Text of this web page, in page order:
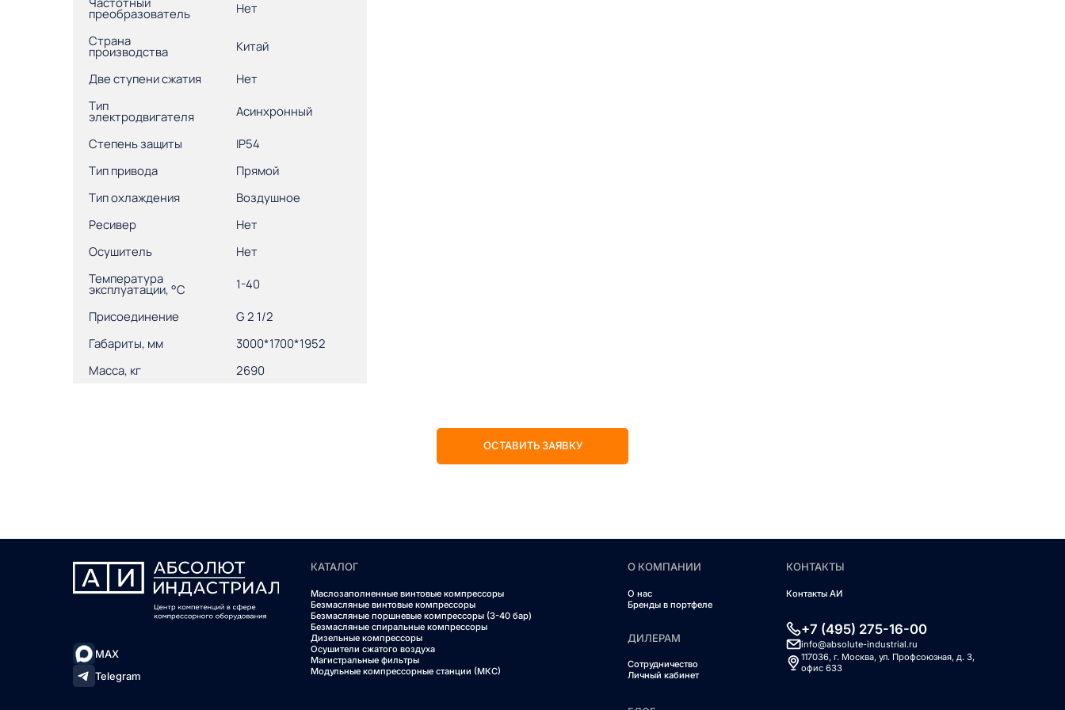
преобразователь Нет
Страна
производства Китай
Две ступени сжатия
Нет
Тип
электродвигателя Асинхронный
Степень защиты
IP54
Тип привода
Прямой
Тип охлаждения
Воздушное
Ресивер
Нет
Осушитель
Нет
Температура
эксплуатации, °С 1-40
Присоединение
G 2 1/2
Габариты, мм
3000*1700*1952
Масса, кг
2690
ОСТАВИТЬ ЗАЯВКУ
MAX
Telegram
КАТАЛОГ
Маслозаполненные винтовые компрессоры
Безмасляные винтовые компрессоры
Безмасляные поршневые компрессоры (3-40 бар)
Безмасляные спиральные компрессоры
Дизельные компрессоры
Осушители сжатого воздуха
Магистральные фильтры
Модульные компрессорные станции (МКС)
О КОМПАНИИ
О нас
Бренды в портфеле
ДИЛЕРАМ
Сотрудничество
Личный кабинет
КОНТАКТЫ
Контакты АИ
+7 (495) 275-16-00
info@absolute-industrial.ru
117036, г. Москва, ул. Профсоюзная, д. 3,
офис 633